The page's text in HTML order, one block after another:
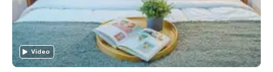
Video